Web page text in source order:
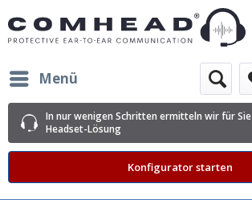
Menü
In nur wenigen Schritten ermitteln wir für
Headset-Lösung
Konfigurator starten